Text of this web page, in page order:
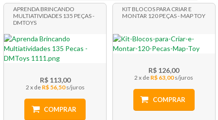
APRENDA BRINCANDO
MULTIATIVIDADES 135 PEÇAS -
DMTOYS
R$ 113,00
2 x R$ 56,50
COMPRAR
KIT BLOCOS PARA CRIAR E
MONTAR 120 PEÇAS - MAP TOY
R$ 126,00
2 x R$ 63,00
COMPRAR